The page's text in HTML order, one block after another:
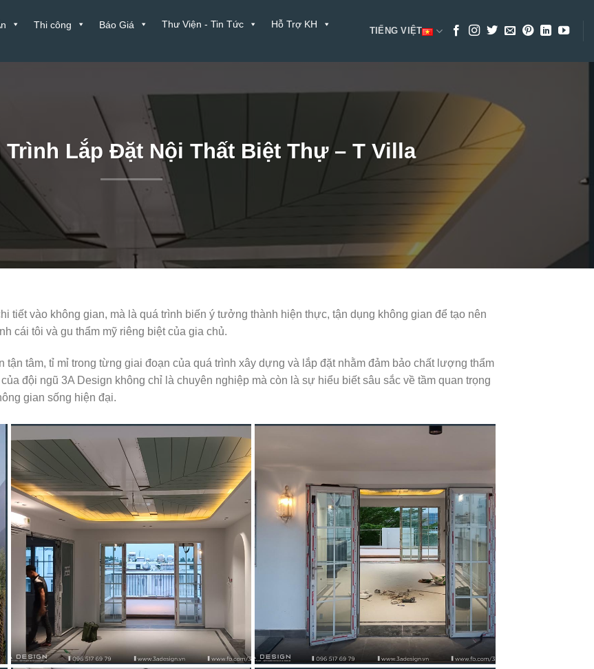
Thi công Báo Giá Thư Viện - Tin Tức Hỗ Trợ KH
TIẾNG VIỆT
Trình Lắp Đặt Nội Thất Biệt Thự – T Villa
tiết vào không gian, mà là quá trình biến ý tưởng thành hiện thực, tận dụng không gian để tạo nên
cái tôi và gu thẩm mỹ riêng biệt của gia chủ.
tận tâm, tỉ mỉ trong từng giai đoạn của quá trình xây dựng và lắp đặt nhằm đảm bảo chất lượng thẩm
đội ngũ 3A Design không chỉ là chuyên nghiệp mà còn là sự hiểu biết sâu sắc về tầm quan trọng
gian sống hiện đại.